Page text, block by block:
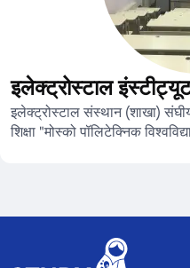
इलेक्ट्रोस्टाल
इलेक्ट्रोस्टाल संस्थान (शाखा)
शिक्षा "मोस्को पॉलिटेक्निक